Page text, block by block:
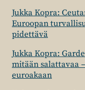
Jukka Kopra:
Euroopan
pidettävä
Jukka Kopra:
mitään salattavaa
euroakaan